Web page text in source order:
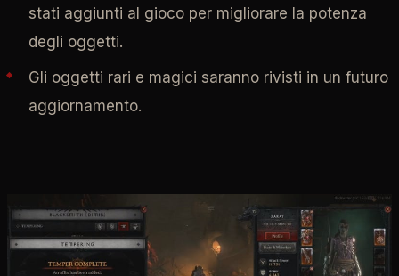
stati aggiunti al gioco per migliorare la potenza
degli oggetti.
Gli oggetti rari e magici saranno rivisti in un futuro
aggiornamento.